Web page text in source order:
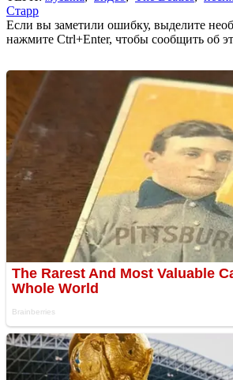
Старр
Если вы заметили ошибку, выделите
нажмите Ctrl+Enter, чтобы сообщить об